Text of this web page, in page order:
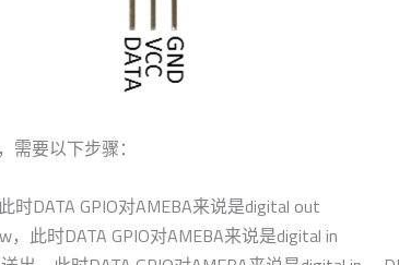
要以下步骤：
时DATA GPIO对AMEBA来说是digital out
此时DATA GPIO对AMEBA来说是digital in